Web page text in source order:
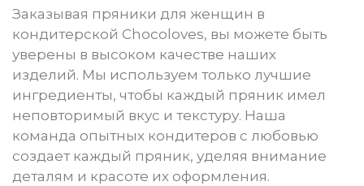
Заказывая пряники для женщин в
кондитерской Chocoloves, вы можете быть
уверены в высоком качестве наших
изделий. Мы используем только лучшие
ингредиенты, чтобы каждый пряник имел
неповторимый вкус и текстуру. Наша
команда опытных кондитеров с любовью
создает каждый пряник, уделяя внимание
деталям и красоте их оформления.